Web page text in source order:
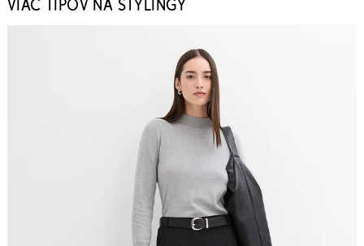
VIAC TIPOV NA STYLINGY